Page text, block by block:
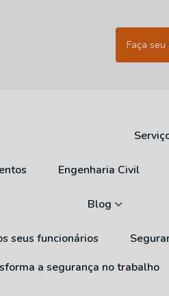
Faça
Engenharia Civil
Blog
seus funcionários
a segurança no trabalho